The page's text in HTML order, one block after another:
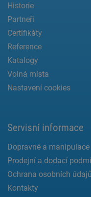
Historie
Partneři
Certifikáty
Reference
Katalogy
Volná místa
Nastavení cookies
Servisní informace
Dopravné a manipulace
Prodejní a dodací
Ochrana osobních údajů
Kontakty